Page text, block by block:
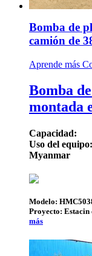
Bomba de
camión de
Aprende más
Bomba
montada
Capacidad:
Uso del equipo:
Myanmar
Modelo:
Proyecto: Estacin
más